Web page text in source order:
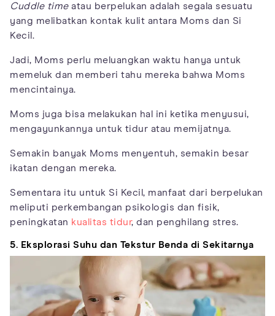
Cuddle timeatau berpelukan adalah segala sesuatu
yang melibatkan kontak kulit antara Moms dan Si
Kecil.
Jadi, Moms perlu meluangkan waktu hanya untuk
memeluk dan memberi tahu mereka bahwa Moms
mencintainya.
Moms juga bisa melakukan hal ini ketika menyusui,
mengayunkannya untuk tidur atau memijatnya.
Semakin banyak Moms menyentuh, semakin besar
ikatan dengan mereka.
Sementara itu untuk Si Kecil, manfaat dari berpelukan
meliputi perkembangan psikologis dan fisik,
peningkatan kualitas tidur, dan penghilang stres.
5. Eksplorasi Suhu dan Tekstur Benda di Sekitarnya